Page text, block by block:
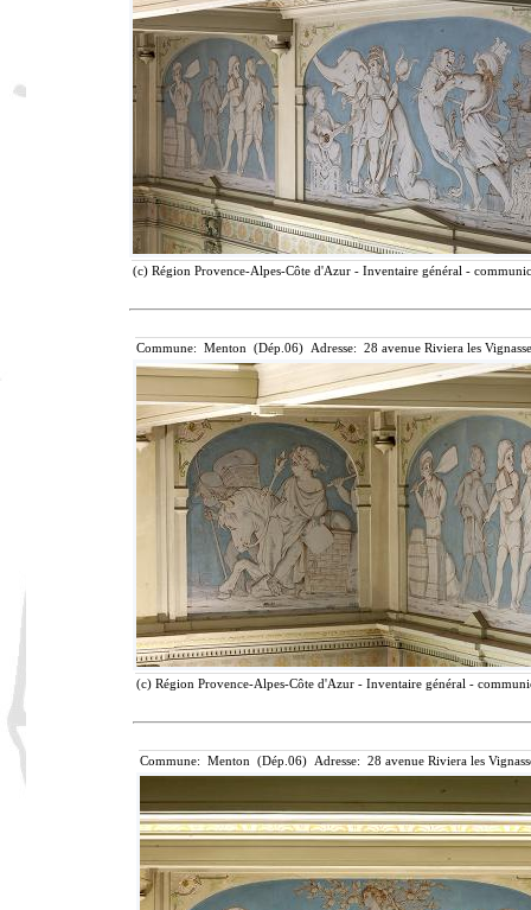
(c) Région Provence-Alpes-Côte d'Azur - Inventaire général -
Commune: Menton (Dép.06) Adresse: 28 avenue Riviera les
(c) Région Provence-Alpes-Côte d'Azur - Inventaire général -
Commune: Menton (Dép.06) Adresse: 28 avenue Riviera les